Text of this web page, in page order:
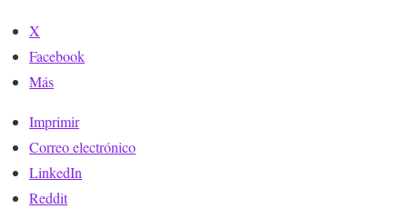
X
Facebook
Más
Imprimir
Correo electrónico
LinkedIn
Reddit